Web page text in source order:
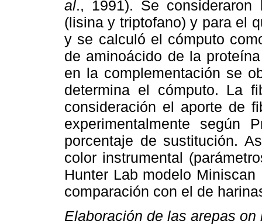
al., 1991). Se
(lisina y triptofano) y para el
y se calculó el cómputo
de aminoácido de la
en la complementación se
determina el cómputo. La
consideración el aporte de
experimentalmente según
porcentaje de sustitución.
color instrumental
Hunter Lab modelo
comparación con el de
Elaboración de las arepas